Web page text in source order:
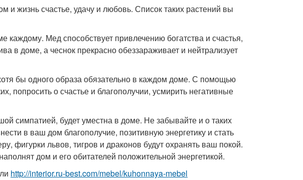
и жизнь счастье, удачу и любовь. Список таких растений вы
каждому. Мед способствует привлечению богатства и счастья,
в доме, а чеснок прекрасно обеззараживает и нейтрализует
бы одного образа обязательно в каждом доме. С помощью
попросить о счастье и благополучии, усмирить негативные
симпатией, будет уместна в доме. Не забывайте и о таких
в ваш дом благополучие, позитивную энергетику и стать
фигурки львов, тигров и драконов будут охранять ваш покой.
дом и его обитателей положительной энергетикой.
http://interior.ru-best.com/mebel/kuhonnaya-mebel